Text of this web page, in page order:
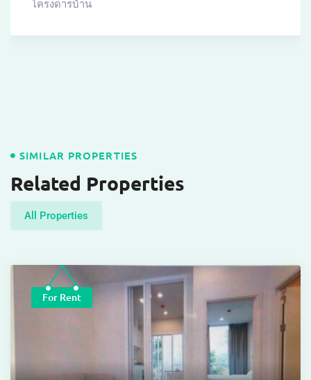
โครงดารบ้าน
SIMILAR PROPERTIES
Related Properties
All Properties
For Rent